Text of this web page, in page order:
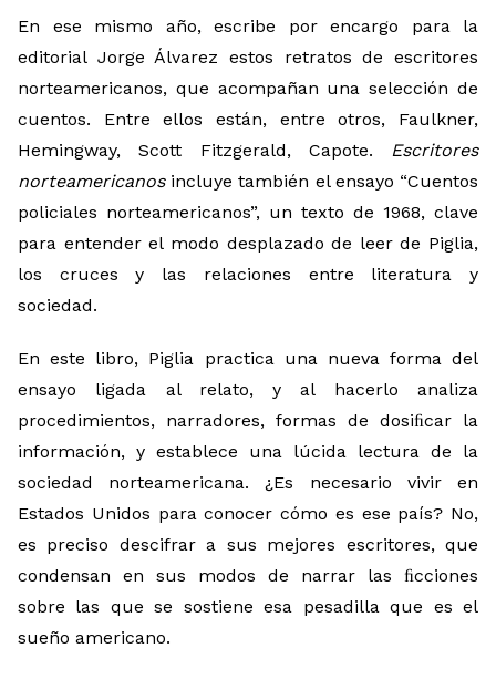
En ese mismo año, escribe por encargo para la
editorial Jorge Álvarez estos retratos de escritores
norteamericanos, que acompañan una selección de
cuentos. Entre ellos están, entre otros, Faulkner,
Hemingway, Scott Fitzgerald, Capote. Escritores
norteamericanosincluye también el ensayo “Cuentos
policiales norteamericanos”, un texto de 1968, clave
para entender el modo desplazado de leer de Piglia,
los cruces y las relaciones entre literatura y
sociedad.
En este libro, Piglia practica una nueva forma del
ensayo ligada al relato, y al hacerlo analiza
procedimientos, narradores, formas de dosiﬁcar la
información, y establece una lúcida lectura de la
sociedad norteamericana. ¿Es necesario vivir en
Estados Unidos para conocer cómo es ese país? No,
es preciso descifrar a sus mejores escritores, que
condensan en sus modos de narrar las ﬁcciones
sobre las que se sostiene esa pesadilla que es el
sueño americano.